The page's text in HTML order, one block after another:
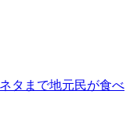
タまで地元民が食べ